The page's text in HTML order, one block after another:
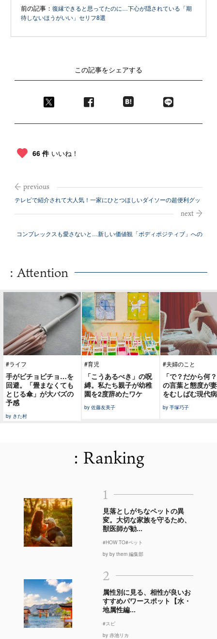
前の記事：復縁できると思ってたのに…下心が隠されている「期
待しないほうがいい」セリフ8選
この記事をシェアする
66 件 いいね！
テレビで紹介されて大人気！一家にひとつほしいダイソーの超便利グッ
コンプレックスも愛さないと…新しい価値観「ボディポジティブ」への
: Attention
#ライフ
手がビチョビチョ…を
回避。「畳まなくても
とじる傘」が大バズの
予感
by きた村
#育児
「こうあるべき」の呪
縛。私たち親子が幼稚
園を2度辞めたワケ
by 佐藤友美子
#夫婦のこと
「で？だから何
の言葉と態度が
をむしばむ現代病
by 手塚巧子
: Ranking
1
見落としがちなペットの異
変。大切な家族を守るため、
獣医師が勧...
#HOW TO#ペット
by by them 編集部
2
属性別に見る、相性が良いお
すすめパワースポット【水・
地属性編...
#スピ
by 赤池リカ